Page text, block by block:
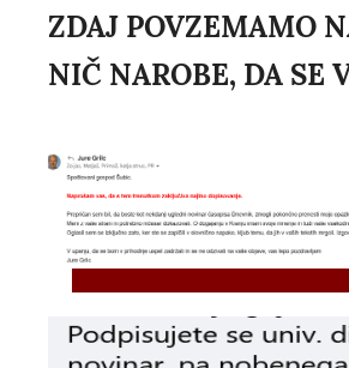
ZDAJ POVZEMAMO
NIČ NAROBE, DA SE